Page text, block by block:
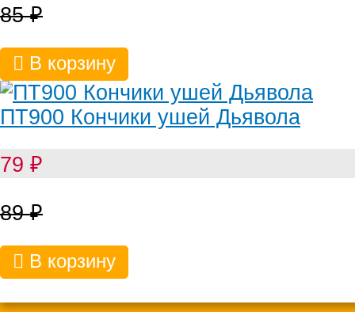
85₽
В корзину
ПТ900 Кончики ушей Дьявола
79 ₽
89₽
В корзину